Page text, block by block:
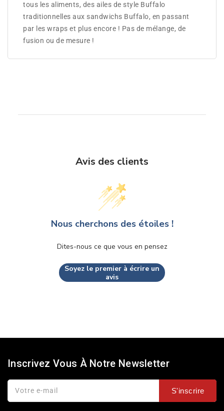
tous les aliments, des ailes de style Buffalo
traditionnelles aux sandwichs Buffalo, en passant
par les wraps et plus encore ! Pas de mélange, de
fusion ou de mesure !
Avis des clients
Nous cherchons des étoiles !
Dites-nous ce que vous en pensez
Soyez le premier à écrire un
avis
Inscrivez Vous À Notre Newsletter
Votre e-mail S'inscrire